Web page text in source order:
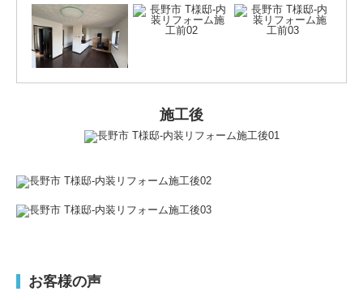
施工後
お客様の声